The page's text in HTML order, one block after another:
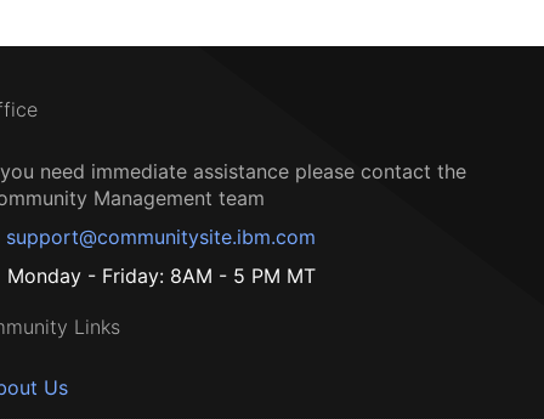
need immediate assistance please contact the
Management team
support@communitysite.ibm.com
Monday - Friday: 8AM - 5 PM MT
Links
Us